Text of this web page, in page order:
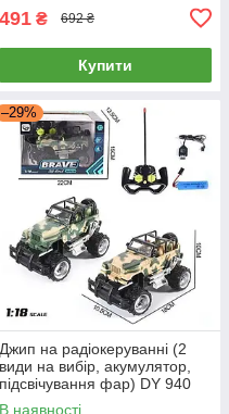
491 ₴ 692 ₴
Купити
–29%
Джип на радіокеруванні (2
види на вибір, акумулятор,
підсвічування фар) DY 940
В наявності